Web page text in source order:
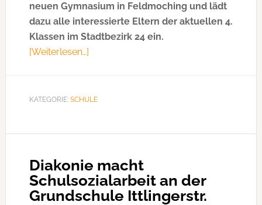
neuen Gymnasium in Feldmoching und lädt
dazu alle interessierte Eltern der aktuellen 4.
Klassen im Stadtbezirk 24 ein.
[Weiterlesen…]
Eltern
KATEGORIE: SCHULE
Diakonie macht
Schulsozialarbeit an der
Grundschule Ittlingerstr.